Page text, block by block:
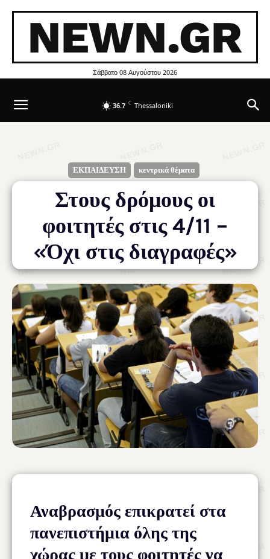
NEWN.GR
Σάββατο 08 Αυγούστου 2026
36.7 C Thessaloniki
ΕΚΠΑΙΔΕΥΣΗ κεντρικά θέματα
Στους δρόμους οι
φοιτητές στις 4/11 –
«Όχι στις διαγραφές»
Αναβρασμός επικρατεί στα
πανεπιστήμια όλης της
χώρας με τους φοιτητές να